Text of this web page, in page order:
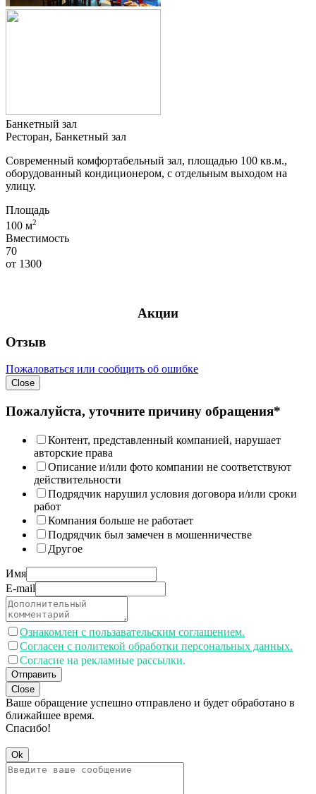
Банкетный зал
Ресторан, Банкетный зал
Современный комфортабельный зал, площадью 100 кв.м.,
оборудованный кондиционером, с отдельным выходом на
улицу.
Площадь
100 м2
Вместимость
70
от 1300
Акции
Отзыв
Пожаловаться или сообщить об ошибке
Close
Пожалуйста, уточните причину обращения*
Контент, представленный компанией, нарушает
авторские права
Описание и/или фото компании не соответствуют
действительности
Подрядчик нарушил условия договора и/или сроки
работ
Компания больше не работает
Подрядчик был замечен в мошенничестве
Другое
Имя
E-mail
Ознакомлен с пользавательским соглашением.
Согласен с политекой обработки персональных данных.
Согласие на рекламные рассылки.
Отправить
Close
Ваше обращение успешно отправлено и будет обработано в
ближайшее время.
Спасибо!
Ok